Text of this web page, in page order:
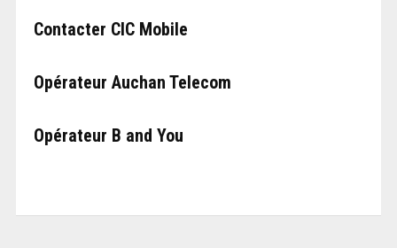
Contacter CIC Mobile
Opérateur Auchan Telecom
Opérateur B and You